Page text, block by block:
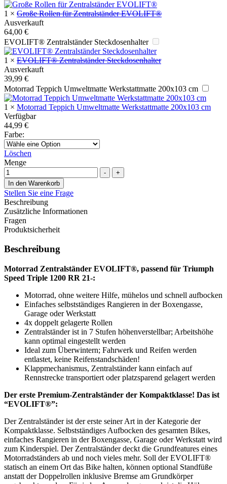
1 × Große Rollen für Zentralständer EVOLIFT®
Ausverkauft
64,00 €
EVOLIFT® Zentralständer Steckdosenhalter
1 × EVOLIFT® Zentralständer Steckdosenhalter
Ausverkauft
39,99 €
Motorrad Teppich Umweltmatte Werkstattmatte 200x103 cm
1 × Motorrad Teppich Umweltmatte Werkstattmatte 200x103 cm
Verfügbar
44,99 €
Farbe:
Löschen
Menge
-
+
In den Warenkorb
Stellen Sie eine Frage
Beschreibung
Zusätzliche Informationen
Fragen
Produktsicherheit
Beschreibung
Motorrad Zentralständer EVOLIFT®, passend für Triumph
Speed Triple 1200 RR 21-:
Motorrad, ohne weitere Hilfe, mühelos und schnell aufbocken
Einfaches selbstständiges Rangieren in der Boxengasse,
Garage oder Werkstatt
4x doppelt gelagerte Rollen
Zentralständer ist in 7 Stufen höhenverstellbar; Arbeitshöhe
kann optimal eingestellt werden
Ideal zum Überwintern; Fahrwerk und Reifen werden
entlastet, keine Reifenstandschäden!
Klappmechanismus, Zentralständer kann einfach auf
Rennstrecke transportiert oder platzsparend gelagert werden
Der erste Premium-Zentralständer der Kompaktklasse! Das ist
“EVOLIFT®”:
Der Zentralständer ist der erste seiner Art in der Kategorie der
Kompaktklasse. Selbstständiges Aufbocken des gesamten Bikes,
einfaches Rangieren in der Boxengasse, Garage oder Werkstatt wird
zum Kinderspiel. Der Zentralständer deckt die Grundfeatures eines
Motorradständers ab und noch vieles mehr. Soll der EVOLIFT®
statisch an einem Ort das Bike halten, können optional Standfüße
anstatt der Doppelrollen inklusive Bremse am Grundkörper